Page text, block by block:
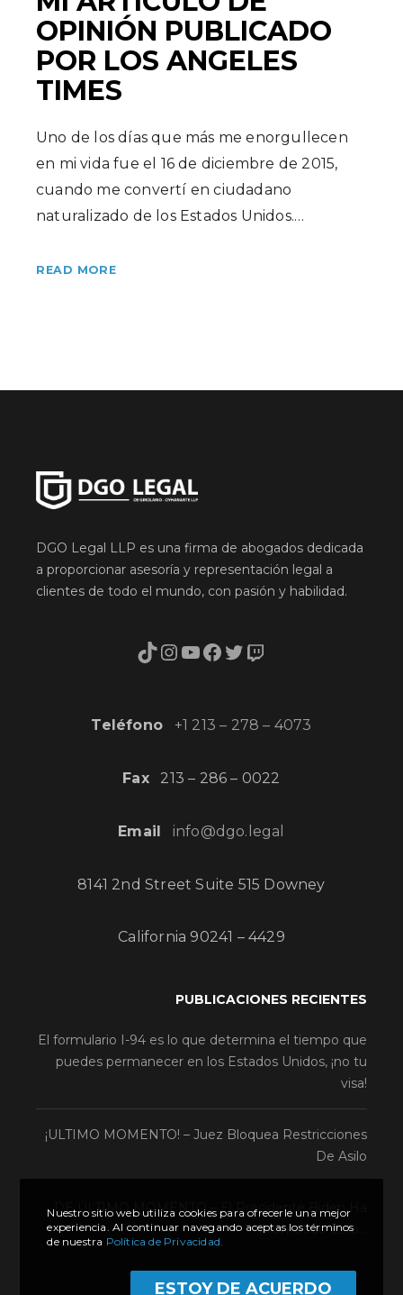
OPINIÓN PUBLICADO
POR LOS ANGELES
TIMES
Uno de los días que más me enorgullecen
en mi vida fue el 16 de diciembre de 2015,
cuando me convertí en ciudadano
naturalizado de los Estados Unidos.…
READ MORE
DGO Legal LLP es una firma de abogados dedicada
a proporcionar asesoría y representación legal a
clientes de todo el mundo, con pasión y habilidad.
TikTok InstagramYouTube Facebook Twitter Twitch
Teléfono +1 213 – 278 – 4073
Fax213 – 286 – 0022
Email info@dgo.legal
8141 2nd Street Suite 515 Downey
California 90241 – 4429
PUBLICACIONES RECIENTES
El formulario I-94 es lo que determina el tiempo que
puedes permanecer en los Estados Unidos, ¡no tu
visa!
¡ULTIMO MOMENTO! – Juez Bloquea Restricciones
De Asilo
DE ÚLTIMO MOMENTO – El Presidente Biden Ha
Prometido Esto…
Nuestro sitio web utiliza cookies para ofrecerle una mejor
experiencia. Al continuar navegando aceptas los términos
de nuestra Política de Privacidad.
ESTOY DE ACUERDO